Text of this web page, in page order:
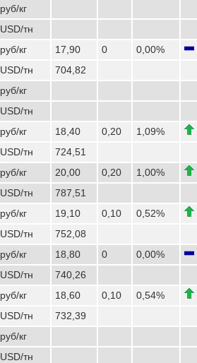
руб/кг
USD/тн
руб/кг 17,90 0
0,00%
USD/тн
704,82
руб/кг
USD/тн
руб/кг 18,40 0,20
1,09%
USD/тн
724,51
руб/кг 20,00 0,20
1,00%
USD/тн
787,51
руб/кг 19,10 0,10
0,52%
USD/тн
752,08
руб/кг 18,80 0
0,00%
USD/тн
740,26
руб/кг 18,60 0,10
0,54%
USD/тн
732,39
руб/кг
USD/тн